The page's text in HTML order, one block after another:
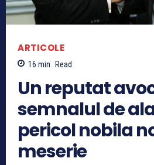
ARTICOLE
16 min. Read
Un reputat
semnalul de
pericol nobila
meserie